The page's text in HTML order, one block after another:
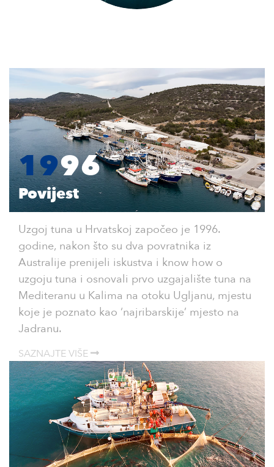
1996
Povijest
Uzgoj tuna u Hrvatskoj započeo je 1996.
godine, nakon što su dva povratnika iz
Australije prenijeli iskustva i know how o
uzgoju tuna i osnovali prvo uzgajalište tuna na
Mediteranu u Kalima na otoku Ugljanu, mjestu
koje je poznato kao ‘najribarskije’ mjesto na
Jadranu.
SAZNAJTE VIŠE